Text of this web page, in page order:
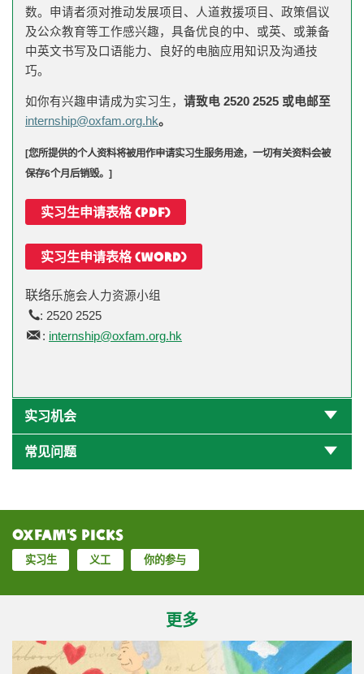
数。申请者须对推动发展项目、人道救援项目、 政策倡议
及公众教育等工作感兴趣，具备优良的中、或英、或兼备
中英文书写及口语能力、良好的电脑应用知识及沟通技
巧。
如你有兴趣申请成为实习生， 请致电 2520 2525 或电邮至
internship@oxfam.org.hk。
[您所提供的个人资料将被用作申请实习生服务用途，一切有关资料会被
保存6个月后销毁。]
实习生申请表格 (PDF)
实习生申请表格 (WORD)
联络乐施会人力资源小组
: 2520 2525
: internship@oxfam.org.hk
实习机会
常见问题
Oxfam’s Picks
实习生 义工 你的参与
更多